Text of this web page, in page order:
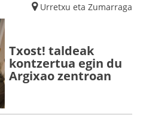
Urretxu eta Zumarraga
Txost! taldeak
kontzertua egin du
Argixao zentroan